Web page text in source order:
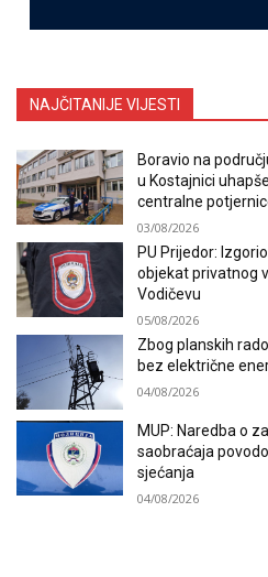
NAJČITANIJE VIJESTI
Boravio na
u Kostajnici
centralne
03/08/2026
PU Prijedor:
objekat privatnog
Vodičevu
05/08/2026
Zbog planskih
bez električne
04/08/2026
MUP: Naredba o
saobraćaja
sjećanja
04/08/2026